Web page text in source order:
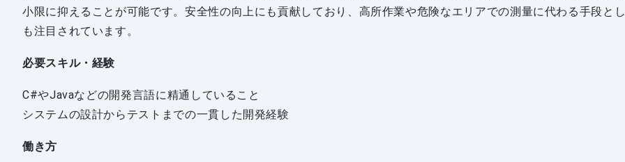
小限に抑えることが可能です。安全性の向上にも貢献しており、高所作業や危険なエリアでの測量に代わる手段と
も注目されています。
必要スキル・経験
C#やJavaなどの開発言語に精通していること
システムの設計からテストまでの一貫した開発経験
働き方